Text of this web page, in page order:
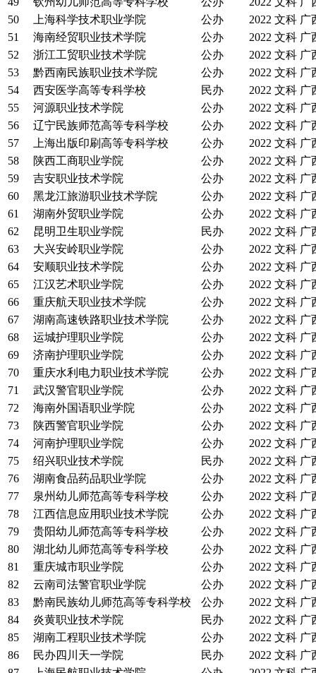
50
上海科学技术职业学院 公办 2022 文科 广
51
海南经贸职业技术学院 公办 2022 文科 广
52
浙江工贸职业技术学院 公办 2022 文科 广
53
黔西南民族职业技术学院 公办 2022 文科 广
54
西安医学高等专科学校 民办 2022 文科 广
55
河源职业技术学院 公办 2022 文科 广
56
辽宁民族师范高等专科学校 公办 2022 文科 广
57
上海出版印刷高等专科学校 公办 2022 文科 广
58
陕西工商职业学院 公办 2022 文科 广
59
吉安职业技术学院 公办 2022 文科 广
60
黑龙江旅游职业技术学院 公办 2022 文科 广
61
湖南外贸职业学院 公办 2022 文科 广
62
昆明卫生职业学院 民办 2022 文科 广
63
大兴安岭职业学院 公办 2022 文科 广
64
安顺职业技术学院 公办 2022 文科 广
65
江汉艺术职业学院 公办 2022 文科 广
66
重庆航天职业技术学院 公办 2022 文科 广
67
湖南高速铁路职业技术学院 公办 2022 文科 广
68
运城护理职业学院 公办 2022 文科 广
69
济南护理职业学院 公办 2022 文科 广
70
重庆水利电力职业技术学院 公办 2022 文科 广
71
武汉警官职业学院 公办 2022 文科 广
72
海南外国语职业学院 公办 2022 文科 广
73
陕西警官职业学院 公办 2022 文科 广
74
河南护理职业学院 公办 2022 文科 广
75
绍兴职业技术学院 民办 2022 文科 广
76
湖南食品药品职业学院 公办 2022 文科 广
77
泉州幼儿师范高等专科学校 公办 2022 文科 广
78
江西信息应用职业技术学院 公办 2022 文科 广
79
贵阳幼儿师范高等专科学校 公办 2022 文科 广
80
湖北幼儿师范高等专科学校 公办 2022 文科 广
81
重庆城市职业学院 公办 2022 文科 广
82
云南司法警官职业学院 公办 2022 文科 广
83
黔南民族幼儿师范高等专科学校 公办 2022 文科 广
84
炎黄职业技术学院 民办 2022 文科 广
85
湖南工程职业技术学院 公办 2022 文科 广
86
民办四川天一学院 民办 2022 文科 广